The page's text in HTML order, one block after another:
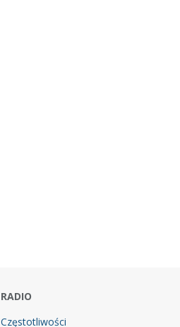
RADIO
Częstotliwości